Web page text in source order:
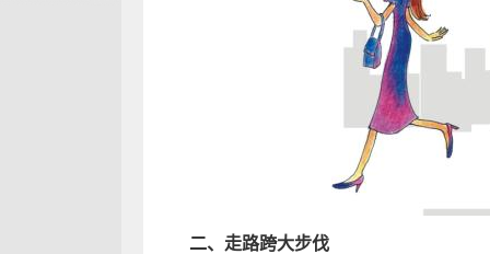
二、走路跨大步伐